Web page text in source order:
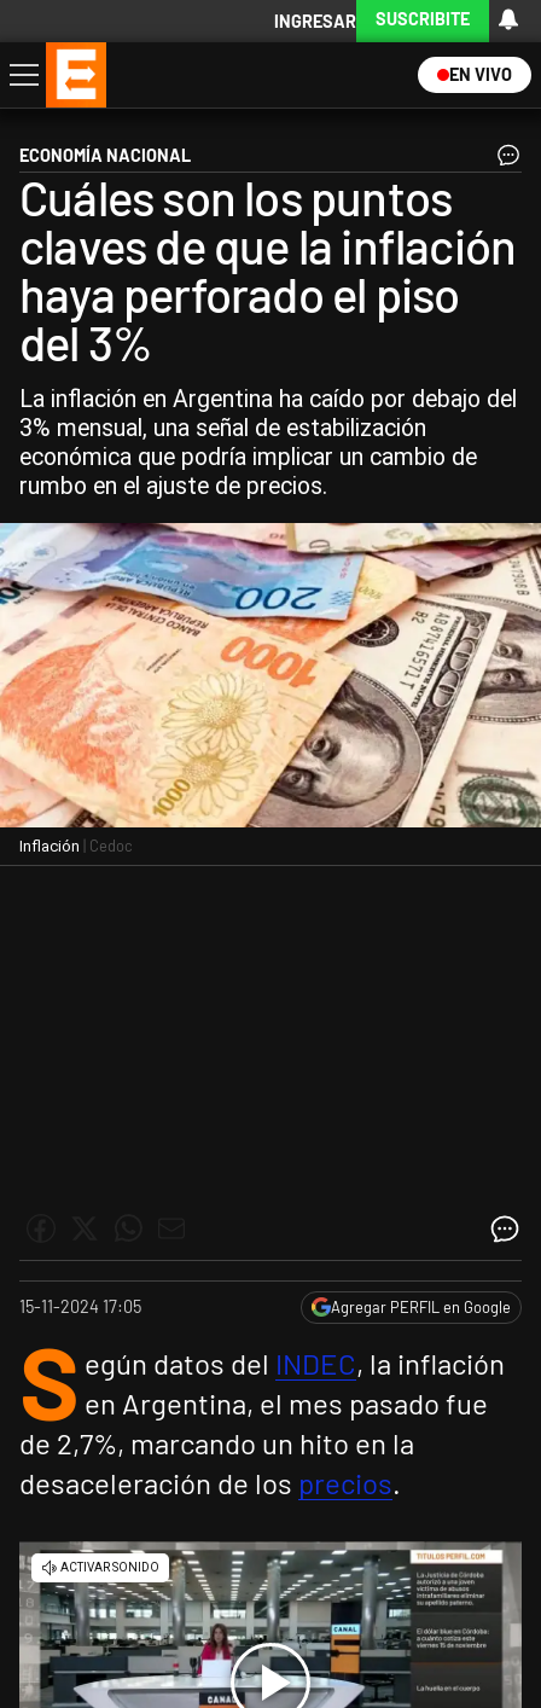
INGRESAR SUSCRIBITE
EN VIVO
Economía
Política
Internacional
Actualidad
Descargá la App
ECONOMÍA NACIONAL
Cuáles son los puntos
claves de que la inflación
haya perforado el piso
del 3%
La inflación en Argentina ha caído por debajo del
3% mensual, una señal de estabilización
económica que podría implicar un cambio de
rumbo en el ajuste de precios.
Inflación | Cedoc
15-11-2024 17:05 Agregar PERFIL en Google
S egún datos del INDEC, la inflación
en Argentina, el mes pasado fue
de 2,7%, marcando un hito en la
desaceleración de los precios.